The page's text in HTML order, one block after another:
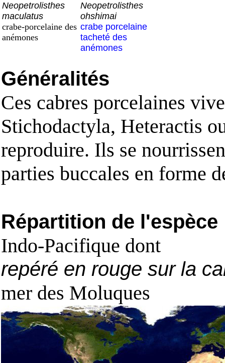
Neopetrolisthes
maculatus
crabe-porcelaine des
anémones
Neopetrolisthes
ohshimai
crabe porcelaine
tacheté des
anémones
Généralités
Ces cabres porcelaines
Stichodactyla, Heteractis
reproduire. Ils se
parties buccales en forme
Répartition de l'espèce
Indo-Pacifique dont
repéré en rouge sur la
mer des Moluques